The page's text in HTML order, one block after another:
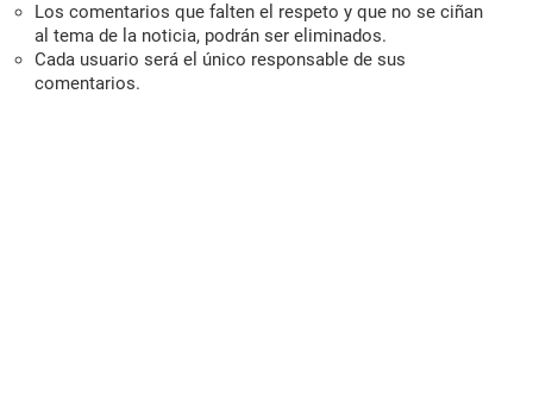
Los comentarios que falten el respeto y que no se ciñan
al tema de la noticia, podrán ser eliminados.
Cada usuario será el único responsable de sus
comentarios.